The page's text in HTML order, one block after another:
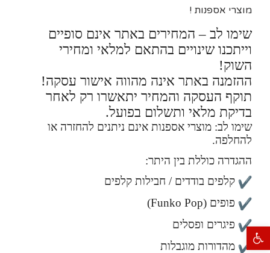
פתח סרגל נגישות
מוצרי אספנות !
שימו לב – המחירים באתר אינם סופיים
וייתכנו שינויים בהתאם למלאי ומחירי
השוק!
ההזמנה באתר אינה מהווה אישור עסקה!
תוקף העסקה והמחיר יתאשרו רק לאחר
בדיקת מלאי ותשלום בפועל.
שימו לב: מוצרי אספנות אינם ניתנים להחזרה או
להחלפה.
ההגדרה כוללת בין היתר:
קלפים בודדים / חבילות קלפים
פופים (Funko Pop)
פיגרים ופסלים
מהדורות מוגבלות